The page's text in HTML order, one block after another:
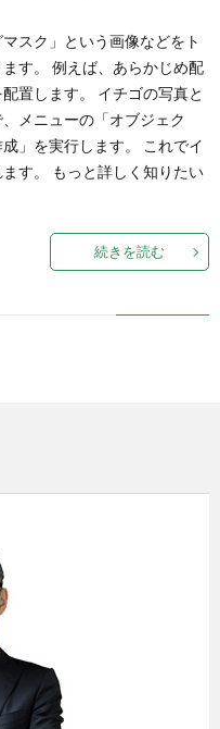
スク」という画像などをト
す。 例えば、あらかじめ配
置します。 イチゴの写真と
メニューの「オブジェク
」を実行します。 これでイ
す。 もっと詳しく知りたい
続きを読む